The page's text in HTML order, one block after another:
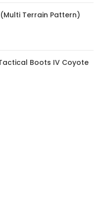
(Multi Terrain Pattern)
Boots IV Coyote